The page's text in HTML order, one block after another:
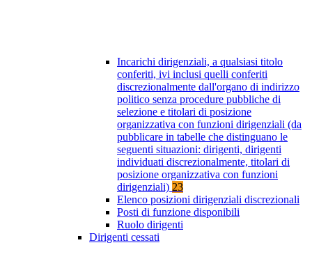
Incarichi dirigenziali, a qualsiasi titolo
conferiti, ivi inclusi quelli conferiti
discrezionalmente dall'organo di indirizzo
politico senza procedure pubbliche di
selezione e titolari di posizione
organizzativa con funzioni dirigenziali (da
pubblicare in tabelle che distinguano le
seguenti situazioni: dirigenti, dirigenti
individuati discrezionalmente, titolari di
posizione organizzativa con funzioni
dirigenziali) 23
Elenco posizioni dirigenziali discrezionali
Posti di funzione disponibili
Ruolo dirigenti
Dirigenti cessati